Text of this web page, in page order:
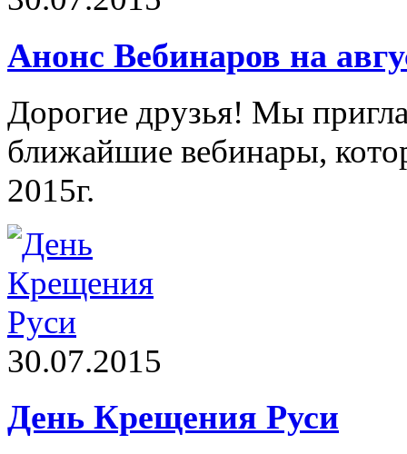
Анонс Вебинаров на
Дорогие друзья! Мы
ближайшие вебинары,
2015г.
30.07.2015
День Крещения Руси